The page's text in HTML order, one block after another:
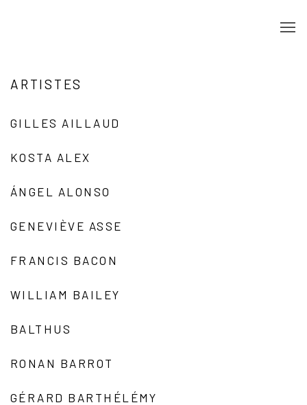
ARTISTES
GILLES AILLAUD
KOSTA ALEX
ÁNGEL ALONSO
GENEVIÈVE ASSE
FRANCIS BACON
WILLIAM BAILEY
BALTHUS
RONAN BARROT
GÉRARD BARTHÉLÉMY